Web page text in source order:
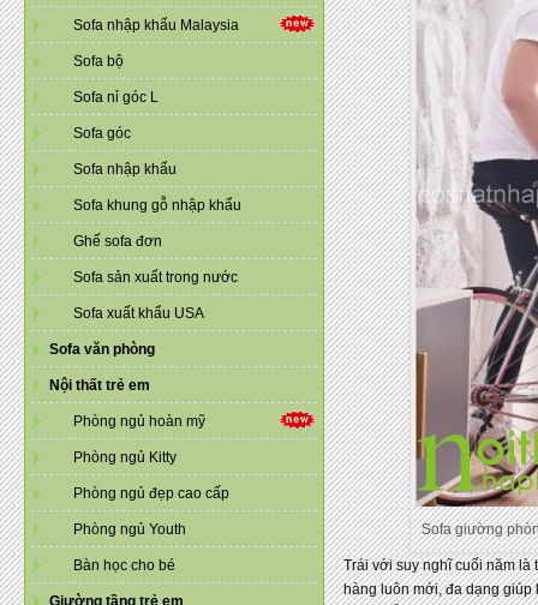
Sofa nhập khẩu Malaysia
Sofa bộ
Sofa nỉ góc L
Sofa góc
Sofa nhập khẩu
Sofa khung gỗ nhập khẩu
Ghế sofa đơn
Sofa sản xuất trong nước
Sofa xuất khẩu USA
Sofa văn phòng
Nội thất trẻ em
Phòng ngủ hoàn mỹ
Phòng ngủ Kitty
Phòng ngủ đẹp cao cấp
Phòng ngủ Youth
Bàn học cho bé
Giường tầng trẻ em
Sofa giường
Trái với suy nghĩ cuối năm
hàng luôn mới, đa dạng